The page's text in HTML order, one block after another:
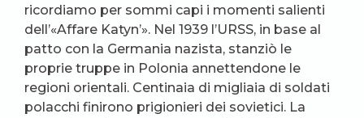
ricordiamo per sommi capi i momenti salienti
dell’«Affare Katyn’». Nel 1939 l’URSS, in base al
patto con la Germania nazista, stanziò le
proprie truppe in Polonia annettendone le
regioni orientali. Centinaia di migliaia di soldati
polacchi finirono prigionieri dei sovietici. La